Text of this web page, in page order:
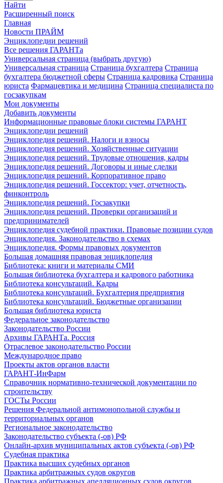
Найти
Расширенный поиск
Главная
Новости ПРАЙМ
Энциклопедии решений
Все решения ГАРАНТа
Универсальная страница (выбрать другую)
Универсальная страница Страница бухгалтера Страница
бухгалтера бюджетной сферы Страница кадровика Страница
юриста Фармацевтика и медицина Страница специалиста по
госзакупкам
Мои документы
Добавить документы
Информационные правовые блоки системы ГАРАНТ
Энциклопедии решений
Энциклопедия решений. Налоги и взносы
Энциклопедия решений. Хозяйственные ситуации
Энциклопедия решений. Трудовые отношения, кадры
Энциклопедия решений. Договоры и иные сделки
Энциклопедия решений. Корпоративное право
Энциклопедия решений. Госсектор: учет, отчетность,
финконтроль
Энциклопедия решений. Госзакупки
Энциклопедия решений. Проверки организаций и
предпринимателей
Энциклопедия судебной практики. Правовые позиции судов
Энциклопедия. Законодательство в схемах
Энциклопедия. Формы правовых документов
Большая домашняя правовая энциклопедия
Библиотека: книги и материалы СМИ
Большая библиотека бухгалтера и кадрового работника
Библиотека консультаций. Кадры
Библиотека консультаций. Бухгалтерия предприятия
Библиотека консультаций. Бюджетные организации
Большая библиотека юриста
Федеральное законодательство
Законодательство России
Архивы ГАРАНТа. Россия
Отраслевое законодательство России
Международное право
Проекты актов органов власти
ГАРАНТ-ИнФарм
Справочник нормативно-технической документации по
строительству
ГОСТы России
Решения Федеральной антимонопольной службы и
территориальных органов
Региональное законодательство
Законодательство субъекта (-ов) РФ
Онлайн-архив муниципальных актов субъекта (-ов) РФ
Судебная практика
Практика высших судебных органов
Практика арбитражных судов округов